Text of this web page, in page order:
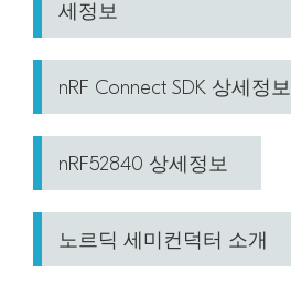
세정보
nRF Connect SDK 상세정보
nRF52840 상세정보
노르딕 세미컨덕터 소개